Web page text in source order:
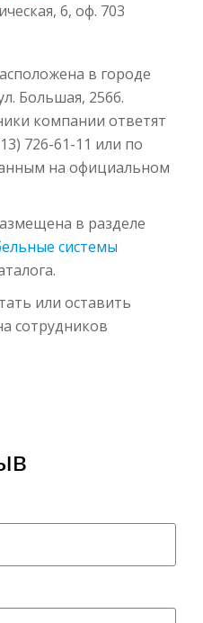
6, оф. 703
в городе
Большая, 256б.
компании ответят
726-61-11 или по
на официальном
в разделе
системы
или оставить
сотрудников